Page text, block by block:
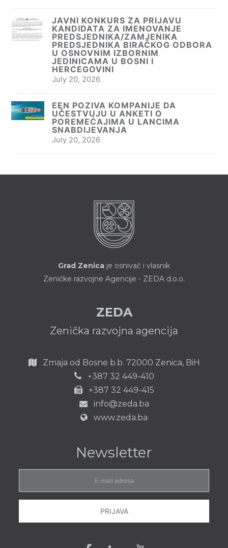
JAVNI KONKURS ZA PRIJAVU
KANDIDATA ZA IMENOVANJE
PREDSJEDNIKA/ZAMJENIKA
PREDSJEDNIKA BIRAČKOG ODBORA
U OSNOVNIM IZBORNIM
JEDINICAMA U BOSNI I
HERCEGOVINI
July 20, 2026
EEN POZIVA KOMPANIJE DA
UČESTVUJU U ANKETI O
POREMEĆAJIMA U LANCIMA
SNABDIJEVANJA
July 20, 2026
Grad Zenica je osnivač i vlasnik
Zeničke razvojne Agencije - ZEDA d.o.o.
ZEDA
Zenička razvojna agencija
Zmaja od Bosne b.b. 72000 Zenica, BiH
+387 32 449-410
+387 32 449-415
info@zeda.ba
www.zeda.ba
Newsletter
mail
adresa
PRIJAVA